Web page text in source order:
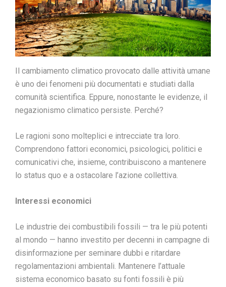
Il cambiamento climatico provocato dalle attività umane
è uno dei fenomeni più documentati e studiati dalla
comunità scientifica. Eppure, nonostante le evidenze, il
negazionismo climatico persiste. Perché?
Le ragioni sono molteplici e intrecciate tra loro.
Comprendono fattori economici, psicologici, politici e
comunicativi che, insieme, contribuiscono a mantenere
lo status quo e a ostacolare l’azione collettiva.
Interessi economici
Le industrie dei combustibili fossili — tra le più potenti
al mondo — hanno investito per decenni in campagne di
disinformazione per seminare dubbi e ritardare
regolamentazioni ambientali. Mantenere l’attuale
sistema economico basato su fonti fossili è più